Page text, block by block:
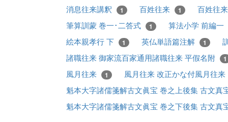
消息往来講釈
1 百姓往来 1
百姓往
筆算訓蒙 巻一･二答式
1
算法小学 前編一
絵本親孝行 下
1 英仏単語篇注解 1
諸職往来 御家流百家通用諸職往来 平假名附
1
風月往来 1
風月往来 改正かな付風月往来
魁本大字諸儒箋解古文眞宝 巻之上後集 古文
魁本大字諸儒箋解古文眞宝 巻之下後集 古文